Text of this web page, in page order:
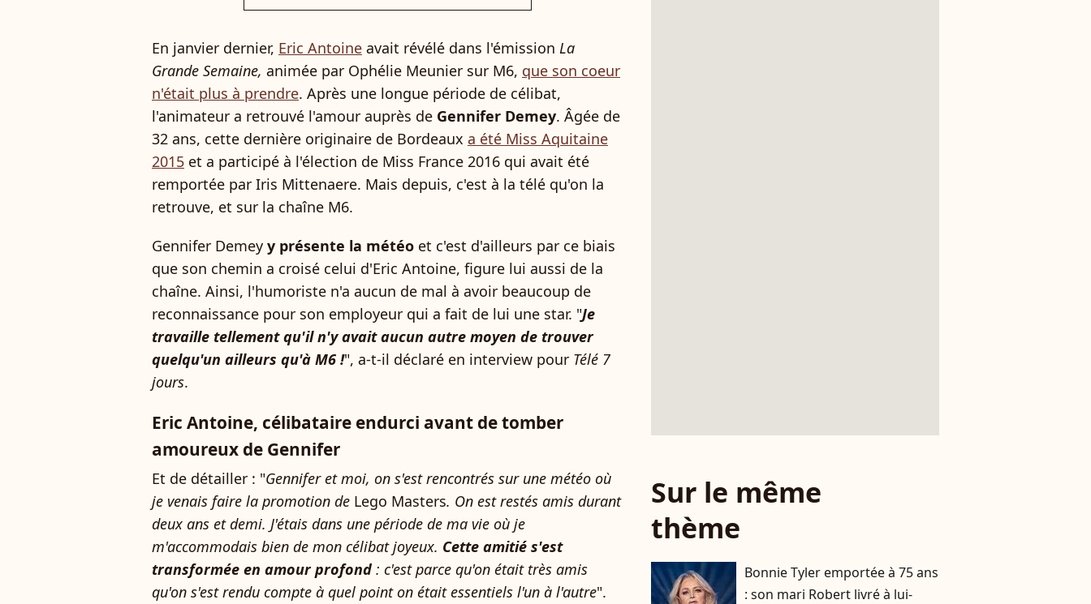
En janvier dernier, Eric Antoine avait révélé dans l'émission La
Grande Semaine, animée par Ophélie Meunier sur M6, que son coeur
n'était plus à prendre. Après une longue période de célibat,
l'animateur a retrouvé l'amour auprès de Gennifer Demey. Âgée de
32 ans, cette dernière originaire de Bordeaux a été Miss Aquitaine
2015 et a participé à l'élection de Miss France 2016 qui avait été
remportée par Iris Mittenaere. Mais depuis, c'est à la télé qu'on la
retrouve, et sur la chaîne M6.
Gennifer Demey y présente la météo et c'est d'ailleurs par ce biais
que son chemin a croisé celui d'Eric Antoine, figure lui aussi de la
chaîne. Ainsi, l'humoriste n'a aucun de mal à avoir beaucoup de
reconnaissance pour son employeur qui a fait de lui une star. "Je
travaille tellement qu'il n'y avait aucun autre moyen de trouver
quelqu'un ailleurs qu'à M6 !", a-t-il déclaré en interview pour Télé 7
jours.
Eric Antoine, célibataire endurci avant de tomber
amoureux de Gennifer
Et de détailler : "Gennifer et moi, on s'est rencontrés sur une météo où
je venais faire la promotion de Lego Masters. On est restés amis durant
deux ans et demi. J'étais dans une période de ma vie où je
m'accommodais bien de mon célibat joyeux. Cette amitié s'est
transformée en amour profond : c'est parce qu'on était très amis
qu'on s'est rendu compte à quel point on était essentiels l'un à l'autre".
Sur le même
thème
Bonnie Tyler emportée à 75 ans
: son mari Robert livré à lui-